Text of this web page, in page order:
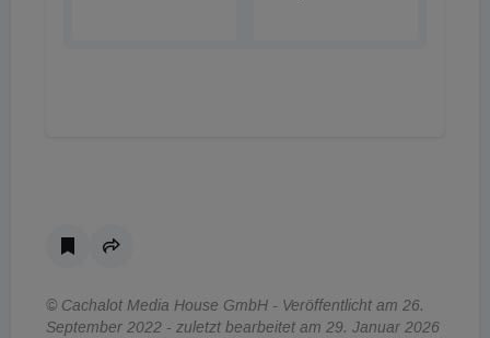
© Cachalot Media House GmbH - Veröffentlicht am 26.
September 2022 - zuletzt bearbeitet am 29. Januar 2026